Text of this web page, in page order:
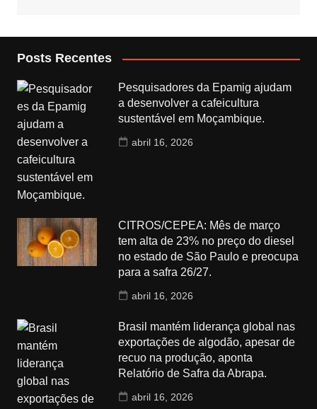
Posts Recentes
Pesquisadores da Epamig ajudam
a desenvolver a cafeicultura
sustentável em Moçambique.
abril 16, 2026
CITROS/CEPEA: Mês de março
tem alta de 23% no preço do diesel
no estado de São Paulo e preocupa
para a safra 26/27.
abril 16, 2026
Brasil mantém liderança global nas
exportações de algodão, apesar de
recuo na produção, aponta
Relatório de Safra da Abrapa.
abril 16, 2026